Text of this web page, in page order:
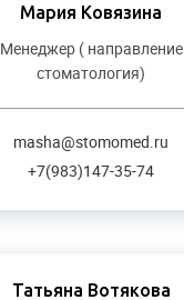
Мария Ковязина
Менеджер ( направление
стоматология)
masha@stomomed.ru
+7(983)147-35-74
Татьяна Вотякова